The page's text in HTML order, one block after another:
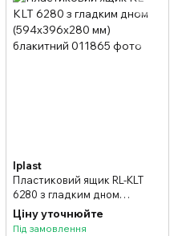
Iplast
Пластиковий ящик RL-KLT
6280 з гладким дном
(594х396х280 мм) блакитний
Ціну уточнюйте
Під замовлення